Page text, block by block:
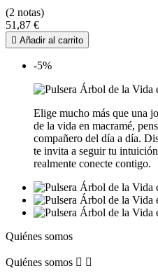
(2 notas)
51,87 €
 Añadir al carrito
-5%
Elige mucho más que una
de la vida en macramé,
compañero del día a día.
te invita a seguir tu
realmente conecte contigo.
Quiénes somos
Quiénes somos  